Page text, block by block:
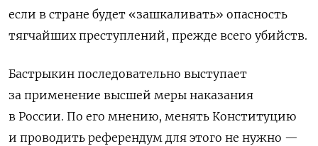
если в стране будет «зашкаливать» опасность
тягчайших преступлений, прежде всего убийств.
Бастрыкин последовательно выступает
за применение высшей меры наказания
в России. По его мнению, менять Конституцию
и проводить референдум для этого не нужно —